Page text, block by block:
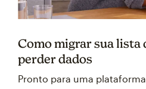
Como migrar sua lista
perder dados
Pronto para uma